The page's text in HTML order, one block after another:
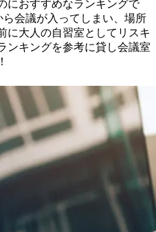
におすすめなランキングで
会議が入ってしまい、場所
に大人の自習室としてリスキ
ンキングを参考に貸し会議室